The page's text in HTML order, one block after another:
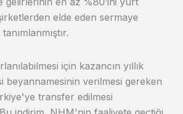
elde eden sermaye
için kazancın yıllık
beyannamesinin verilmesi gereken
transfer edilmesi